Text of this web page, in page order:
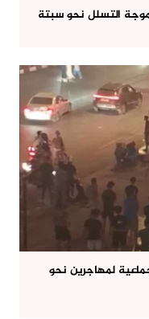
التسلل نحو سبتة
لمهاجرين نحو